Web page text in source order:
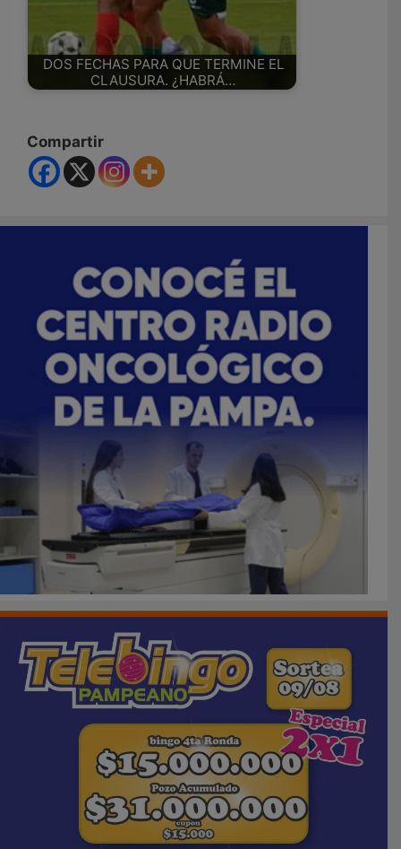
DOS FECHAS PARA QUE TERMINE EL
CLAUSURA. ¿HABRÁ…
Compartir